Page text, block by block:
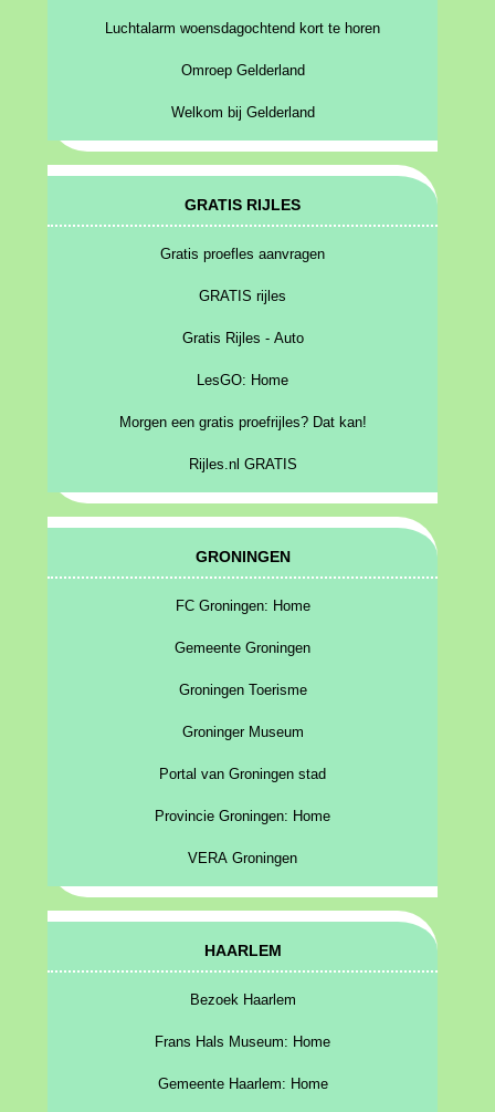
Luchtalarm woensdagochtend kort te horen
Omroep Gelderland
Welkom bij Gelderland
GRATIS RIJLES
Gratis proefles aanvragen
GRATIS rijles
Gratis Rijles - Auto
LesGO: Home
Morgen een gratis proefrijles? Dat kan!
Rijles.nl GRATIS
GRONINGEN
FC Groningen: Home
Gemeente Groningen
Groningen Toerisme
Groninger Museum
Portal van Groningen stad
Provincie Groningen: Home
VERA Groningen
HAARLEM
Bezoek Haarlem
Frans Hals Museum: Home
Gemeente Haarlem: Home